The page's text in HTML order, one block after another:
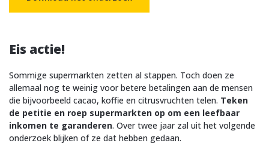
Eis actie!
Sommige supermarkten zetten al stappen. Toch doen ze
allemaal nog te weinig voor betere betalingen aan de mensen
die bijvoorbeeld cacao, koffie en citrusvruchten telen. Teken
de petitie en roep supermarkten op om een leefbaar
inkomen te garanderen. Over twee jaar zal uit het volgende
onderzoek blijken of ze dat hebben gedaan.